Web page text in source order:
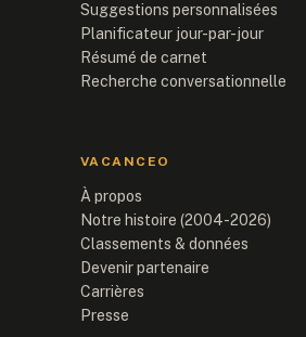
Suggestions personnalisées
Planificateur jour-par-jour
Résumé de carnet
Recherche conversationnelle
VACANCEO
À propos
Notre histoire (2004-2026)
Classements & données
Devenir partenaire
Carrières
Presse